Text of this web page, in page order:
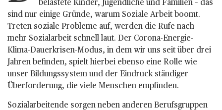
belastete Kinder, Jugendliche und Familien – das
sind nur einige Gründe, warum Soziale Arbeit boomt.
Treten soziale Probleme auf, werden die Rufe nach
mehr Sozialarbeit schnell laut. Der Corona-Energie-
Klima-Dauerkrisen-Modus, in dem wir uns seit über drei
Jahren befinden, spielt hierbei ebenso eine Rolle wie
unser Bildungssystem und der Eindruck ständiger
Überforderung, die viele Menschen empfinden.
Sozialarbeitende sorgen neben anderen Berufsgruppen